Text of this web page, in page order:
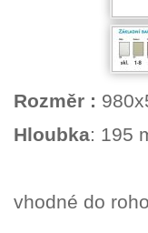
Rozměr : 980
Hloubka: 195
vhodné do